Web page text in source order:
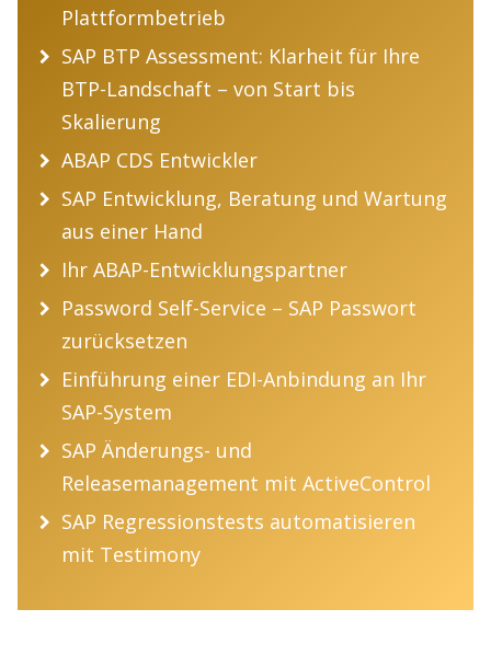
Plattformbetrieb
SAP BTP Assessment: Klarheit für Ihre
BTP-Landschaft – von Start bis
Skalierung
ABAP CDS Entwickler
SAP Entwicklung, Beratung und Wartung
aus einer Hand
Ihr ABAP-Entwicklungspartner
Password Self-Service – SAP Passwort
zurücksetzen
Einführung einer EDI-Anbindung an Ihr
SAP-System
SAP Änderungs- und
Releasemanagement mit ActiveControl
SAP Regressionstests automatisieren
mit Testimony